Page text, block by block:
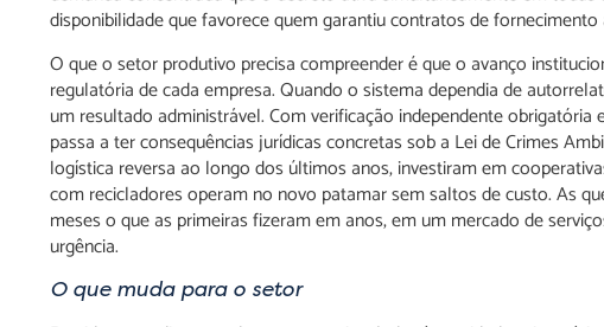
disponibilidade que favorece quem garantiu contratos de
O que o setor produtivo precisa compreender é que o avanço
regulatória de cada empresa. Quando o sistema dependia de
um resultado administrável. Com verificação independente
passa a ter consequências jurídicas concretas sob a Lei de Crimes
logística reversa ao longo dos últimos anos, investiram em
com recicladores operam no novo patamar sem saltos de custo. As
meses o que as primeiras fizeram em anos, em um mercado de
urgência.
O que muda para o setor